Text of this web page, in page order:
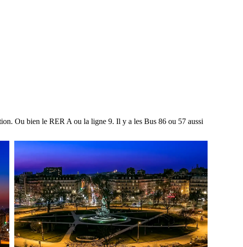
Ou bien le RER A ou la ligne 9. Il y a les Bus 86 ou 57 aussi